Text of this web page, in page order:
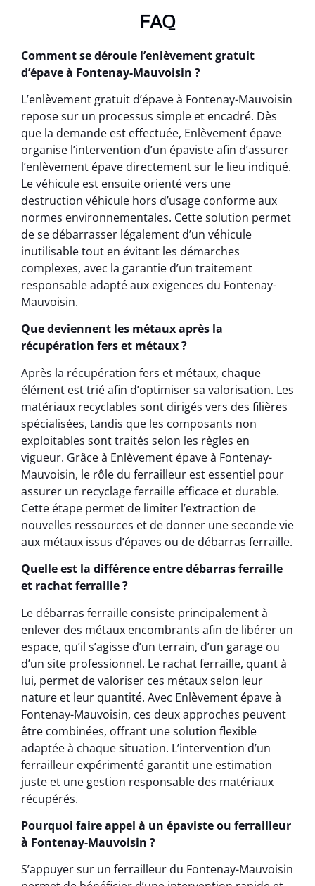
FAQ
Comment se déroule l’enlèvement gratuit
d’épave à Fontenay-Mauvoisin ?
L’enlèvement gratuit d’épave à Fontenay-Mauvoisin
repose sur un processus simple et encadré. Dès
que la demande est effectuée, Enlèvement épave
organise l’intervention d’un épaviste afin d’assurer
l’enlèvement épave directement sur le lieu indiqué.
Le véhicule est ensuite orienté vers une
destruction véhicule hors d’usage conforme aux
normes environnementales. Cette solution permet
de se débarrasser légalement d’un véhicule
inutilisable tout en évitant les démarches
complexes, avec la garantie d’un traitement
responsable adapté aux exigences du Fontenay-
Mauvoisin.
Que deviennent les métaux après la
récupération fers et métaux ?
Après la récupération fers et métaux, chaque
élément est trié afin d’optimiser sa valorisation. Les
matériaux recyclables sont dirigés vers des filières
spécialisées, tandis que les composants non
exploitables sont traités selon les règles en
vigueur. Grâce à Enlèvement épave à Fontenay-
Mauvoisin, le rôle du ferrailleur est essentiel pour
assurer un recyclage ferraille efficace et durable.
Cette étape permet de limiter l’extraction de
nouvelles ressources et de donner une seconde vie
aux métaux issus d’épaves ou de débarras ferraille.
Quelle est la différence entre débarras ferraille
et rachat ferraille ?
Le débarras ferraille consiste principalement à
enlever des métaux encombrants afin de libérer un
espace, qu’il s’agisse d’un terrain, d’un garage ou
d’un site professionnel. Le rachat ferraille, quant à
lui, permet de valoriser ces métaux selon leur
nature et leur quantité. Avec Enlèvement épave à
Fontenay-Mauvoisin, ces deux approches peuvent
être combinées, offrant une solution flexible
adaptée à chaque situation. L’intervention d’un
ferrailleur expérimenté garantit une estimation
juste et une gestion responsable des matériaux
récupérés.
Pourquoi faire appel à un épaviste ou ferrailleur
à Fontenay-Mauvoisin ?
S’appuyer sur un ferrailleur du Fontenay-Mauvoisin